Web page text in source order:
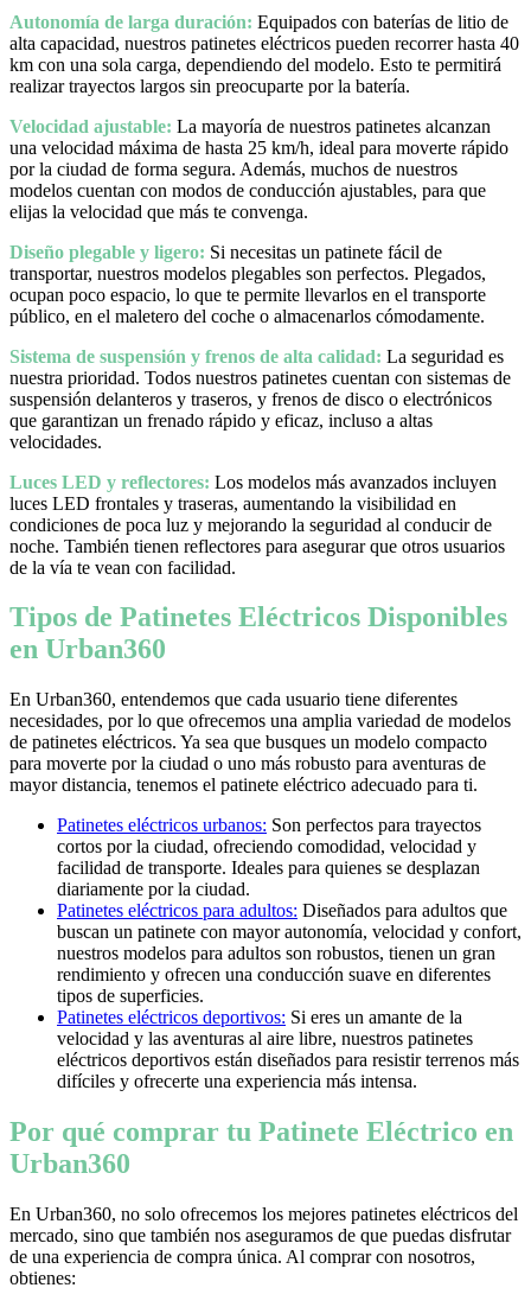
Autonomía de larga duración: Equipados con baterías de litio de
alta capacidad, nuestros patinetes eléctricos pueden recorrer hasta 40
km con una sola carga, dependiendo del modelo. Esto te permitirá
realizar trayectos largos sin preocuparte por la batería.
Velocidad ajustable: La mayoría de nuestros patinetes alcanzan
una velocidad máxima de hasta 25 km/h, ideal para moverte rápido
por la ciudad de forma segura. Además, muchos de nuestros
modelos cuentan con modos de conducción ajustables, para que
elijas la velocidad que más te convenga.
Diseño plegable y ligero: Si necesitas un patinete fácil de
transportar, nuestros modelos plegables son perfectos. Plegados,
ocupan poco espacio, lo que te permite llevarlos en el transporte
público, en el maletero del coche o almacenarlos cómodamente.
Sistema de suspensión y frenos de alta calidad: La seguridad es
nuestra prioridad. Todos nuestros patinetes cuentan con sistemas de
suspensión delanteros y traseros, y frenos de disco o electrónicos
que garantizan un frenado rápido y eficaz, incluso a altas
velocidades.
Luces LED y reflectores: Los modelos más avanzados incluyen
luces LED frontales y traseras, aumentando la visibilidad en
condiciones de poca luz y mejorando la seguridad al conducir de
noche. También tienen reflectores para asegurar que otros usuarios
de la vía te vean con facilidad.
Tipos de Patinetes Eléctricos Disponibles
en Urban360
En Urban360, entendemos que cada usuario tiene diferentes
necesidades, por lo que ofrecemos una amplia variedad de modelos
de patinetes eléctricos. Ya sea que busques un modelo compacto
para moverte por la ciudad o uno más robusto para aventuras de
mayor distancia, tenemos el patinete eléctrico adecuado para ti.
Patinetes eléctricos urbanos: Son perfectos para trayectos
cortos por la ciudad, ofreciendo comodidad, velocidad y
facilidad de transporte. Ideales para quienes se desplazan
diariamente por la ciudad.
Patinetes eléctricos para adultos: Diseñados para adultos que
buscan un patinete con mayor autonomía, velocidad y confort,
nuestros modelos para adultos son robustos, tienen un gran
rendimiento y ofrecen una conducción suave en diferentes
tipos de superficies.
Patinetes eléctricos deportivos: Si eres un amante de la
velocidad y las aventuras al aire libre, nuestros patinetes
eléctricos deportivos están diseñados para resistir terrenos más
difíciles y ofrecerte una experiencia más intensa.
Por qué comprar tu Patinete Eléctrico en
Urban360
En Urban360, no solo ofrecemos los mejores patinetes eléctricos del
mercado, sino que también nos aseguramos de que puedas disfrutar
de una experiencia de compra única. Al comprar con nosotros,
obtienes: